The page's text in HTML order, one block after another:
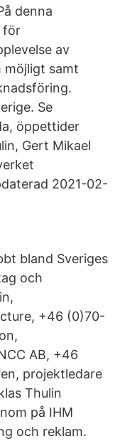
denna
för
av
möjligt samt
Se
öppettider
Gert Mikael
2021-02-
bland Sveriges
och
+46 (0)70-
AB, +46
projektledare
Thulin
på IHM
och reklam.